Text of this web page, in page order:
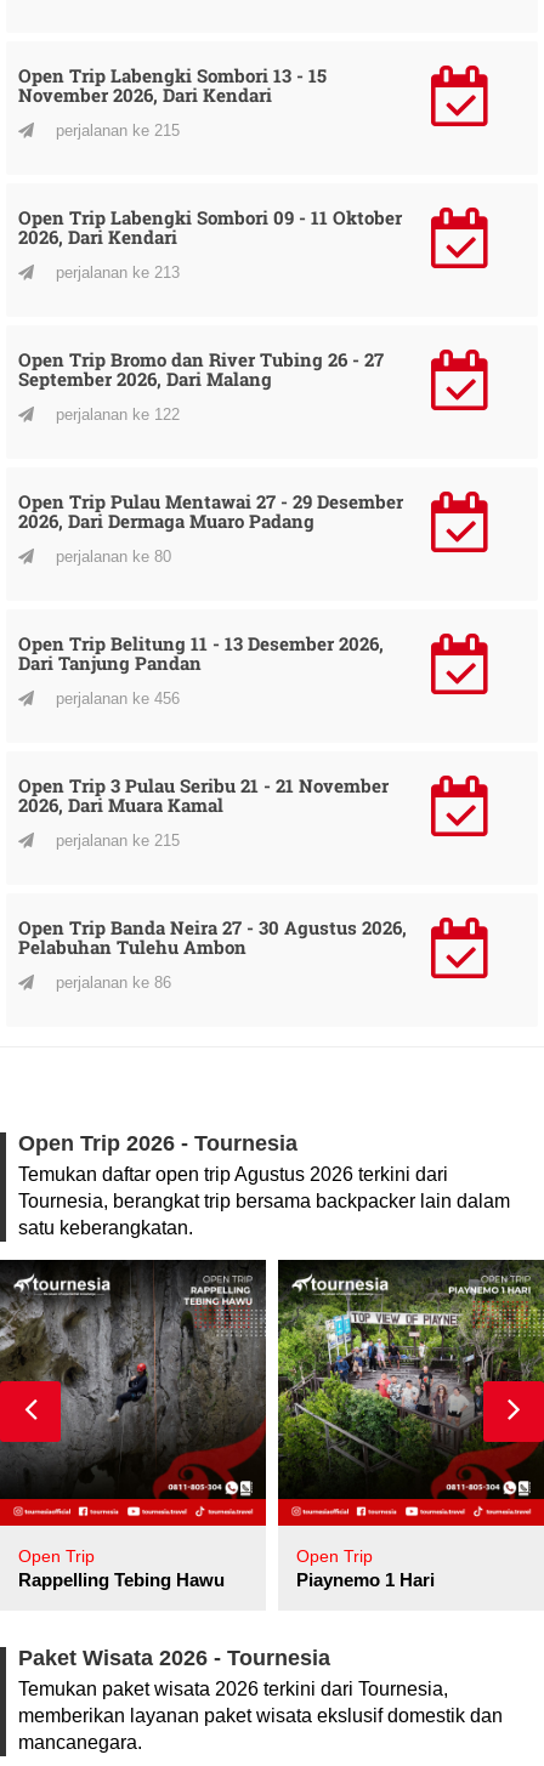
Open Trip Labengki Sombori 13 - 15
November 2026, Dari Kendari
perjalanan ke 215
Open Trip Labengki Sombori 09 - 11 Oktober
2026, Dari Kendari
perjalanan ke 213
Open Trip Bromo dan River Tubing 26 - 27
September 2026, Dari Malang
perjalanan ke 122
Open Trip Pulau Mentawai 27 - 29 Desember
2026, Dari Dermaga Muaro Padang
perjalanan ke 80
Open Trip Belitung 11 - 13 Desember 2026,
Dari Tanjung Pandan
perjalanan ke 456
Open Trip 3 Pulau Seribu 21 - 21 November
2026, Dari Muara Kamal
perjalanan ke 215
Open Trip Banda Neira 27 - 30 Agustus 2026,
Pelabuhan Tulehu Ambon
perjalanan ke 86
Open Trip 2026 - Tournesia
Temukan daftar open trip Agustus 2026 terkini dari
Tournesia, berangkat trip bersama backpacker lain dalam
satu keberangkatan.
Open Trip
Rappelling Tebing Hawu
Open Trip
Piaynemo 1 Hari
Paket Wisata 2026 - Tournesia
Temukan paket wisata 2026 terkini dari Tournesia,
memberikan layanan paket wisata ekslusif domestik dan
mancanegara.